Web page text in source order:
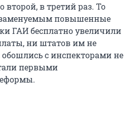
второй, в третий раз. То
повышенные
ГАИ бесплатно увеличили
ни штатов им не
с инспекторами не
первыми